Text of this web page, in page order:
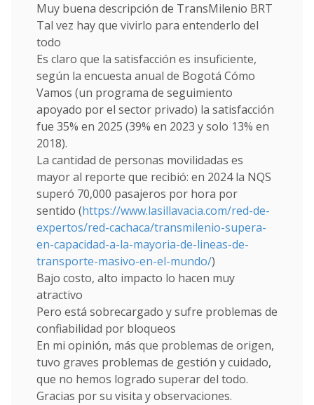
Muy buena descripción de TransMilenio BRT
Tal vez hay que vivirlo para entenderlo del
todo
Es claro que la satisfacción es insuficiente,
según la encuesta anual de Bogotá Cómo
Vamos (un programa de seguimiento
apoyado por el sector privado) la satisfacción
fue 35% en 2025 (39% en 2023 y solo 13% en
2018).
La cantidad de personas movilidadas es
mayor al reporte que recibió: en 2024 la NQS
superó 70,000 pasajeros por hora por
sentido (https://www.lasillavacia.com/red-de-
expertos/red-cachaca/transmilenio-supera-
en-capacidad-a-la-mayoria-de-lineas-de-
transporte-masivo-en-el-mundo/)
Bajo costo, alto impacto lo hacen muy
atractivo
Pero está sobrecargado y sufre problemas de
confiabilidad por bloqueos
En mi opinión, más que problemas de origen,
tuvo graves problemas de gestión y cuidado,
que no hemos logrado superar del todo.
Gracias por su visita y observaciones.